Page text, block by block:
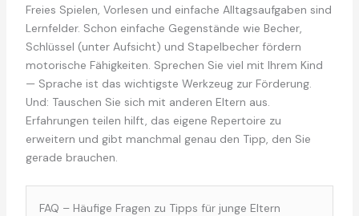
Freies Spielen, Vorlesen und einfache Alltagsaufgaben sind
Lernfelder. Schon einfache Gegenstände wie Becher,
Schlüssel (unter Aufsicht) und Stapelbecher fördern
motorische Fähigkeiten. Sprechen Sie viel mit Ihrem Kind
— Sprache ist das wichtigste Werkzeug zur Förderung.
Und: Tauschen Sie sich mit anderen Eltern aus.
Erfahrungen teilen hilft, das eigene Repertoire zu
erweitern und gibt manchmal genau den Tipp, den Sie
gerade brauchen.
FAQ – Häufige Fragen zu Tipps für junge Eltern